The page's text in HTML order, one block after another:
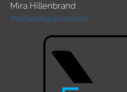
Mira Hillenbrand
marketing@vocil.de